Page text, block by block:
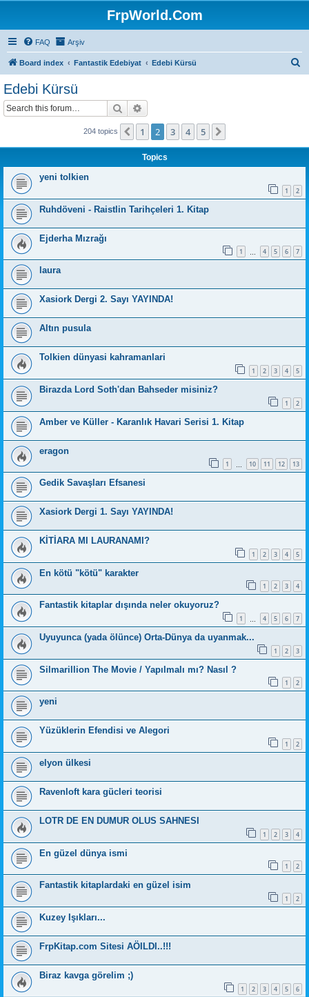
FrpWorld.Com
FAQ Arşiv
Board index Fantastik Edebiyat Edebi Kürsü
Edebi Kürsü
Search
204 topics Previous
1 2 3 4 5
Topics
yeni tolkien
1 2
Ruhdöveni - Raistlin Tarihçeleri 1. Kitap
Ejderha Mızrağı
1 4 5 6 7
laura
Xasiork Dergi 2. Sayı YAYINDA!
Altın pusula
Tolkien dünyasi kahramanlari
1 2 3 4 5
Birazda Lord Soth'dan Bahseder misiniz?
1 2
Amber ve Küller - Karanlık Havari Serisi 1. Kitap
eragon
1 10 11 12 13
Gedik Savaşları Efsanesi
Xasiork Dergi 1. Sayı YAYINDA!
KİTİARA MI LAURANAMI?
1 2 3 4 5
En kötü "kötü" karakter
1 2 3 4
Fantastik kitaplar dışında neler okuyoruz?
1 4 5 6 7
Uyuyunca (yada ölünce) Orta-Dünya da uyanmak...
1 2 3
Silmarillion The Movie / Yapılmalı mı? Nasıl ?
1 2
yeni
Yüzüklerin Efendisi ve Alegori
1 2
elyon ülkesi
Ravenloft kara gücleri teorisi
LOTR DE EN DUMUR OLUS SAHNESI
1 2 3 4
En güzel dünya ismi
1 2
Fantastik kitaplardaki en güzel isim
1 2
Kuzey Işıkları...
FrpKitap.com Sitesi AÖILDI..!!!
Biraz kavga görelim ;)
1 2 3 4 5 6